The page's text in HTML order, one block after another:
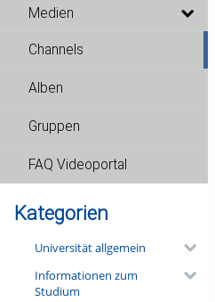
Medien
Channels
Alben
Gruppen
FAQ Videoportal
Kategorien
Universität allgemein
Informationen zum
Studium